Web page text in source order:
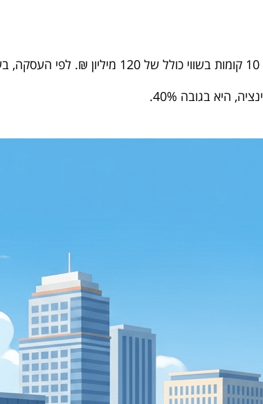
הנכס הצפוי להיבנות על המגרש הוא בניין משרדים בן 10 קומות בשווי
היא בגובה 40%.